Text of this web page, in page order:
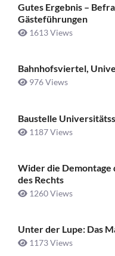
Gutes Ergebnis –
Gästeführungen
1613 Views
Bahnhofsviertel,
976 Views
Baustelle
1187 Views
Wider die Demontage
des Rechts
1260 Views
Unter der Lupe: Das
1173 Views